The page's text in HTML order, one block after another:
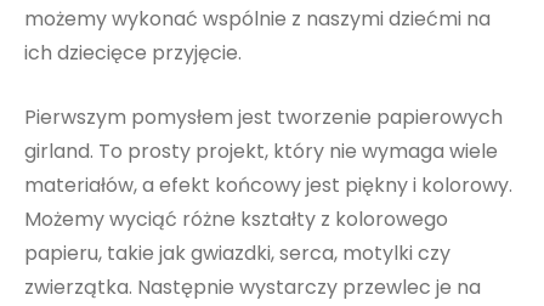
możemy wykonać wspólnie z naszymi dziećmi na
ich dziecięce przyjęcie.
Pierwszym pomysłem jest tworzenie papierowych
girland. To prosty projekt, który nie wymaga wiele
materiałów, a efekt końcowy jest piękny i kolorowy.
Możemy wyciąć różne kształty z kolorowego
papieru, takie jak gwiazdki, serca, motylki czy
zwierzątka. Następnie wystarczy przewlec je na